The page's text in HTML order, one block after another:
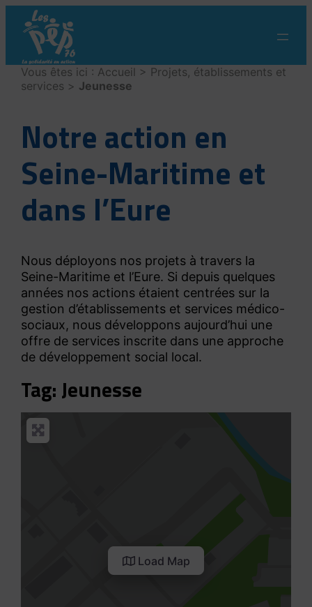
Vous êtes ici : Accueil > Projets, établissements et
services > Jeunesse
Notre action en
Seine-Maritime et
dans l’Eure
Nous déployons nos projets à travers la
Seine-Maritime et l’Eure. Si depuis quelques
années nos actions étaient centrées sur la
gestion d’établissements et services médico-
sociaux, nous développons aujourd’hui une
offre de services inscrite dans une approche
de développement social local.
Tag: Jeunesse
Load Map